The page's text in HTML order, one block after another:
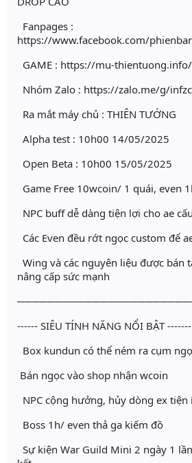
Fanpages :
https://www.facebook.com/
GAME : https://mu-thientuong.info/
Nhóm Zalo : https://zalo.me/g/
Ra mắt máy chủ : THIÊN TƯỚNG
Alpha test : 10h00 14/05/2025
Open Beta : 10h00 15/05/2025
Game Free 10wcoin/ 1 quái, even
NPC buff dễ dàng tiện lợi cho ae
Các Even đều rớt ngọc custom để
Wing và các nguyên liệu được bán
nâng cấp sức mạnh
------ SIÊU TÍNH NĂNG NỔI BẬT -------
Box kundun có thể ném ra cụm
Bán ngọc vào shop nhận wcoin
NPC cộng hưởng, hủy dòng ex tiện
Boss 1h/ even thả ga kiếm đồ
Sự kiện War Guild Mini 2 ngày 1